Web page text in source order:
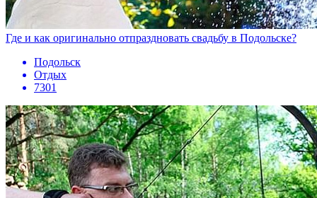
Где и как оригинально отпраздновать свадьбу в Подольске?
Подольск
Отдых
7301